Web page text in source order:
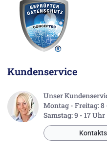
Kundenservice
Unser
Montag - Freitag: 8
Samstag: 9 - 17 Uhr